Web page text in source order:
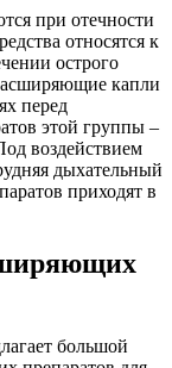
при отечности
относятся к
острого
капли
перед
этой группы –
воздействием
дыхательный
приходят в
большой